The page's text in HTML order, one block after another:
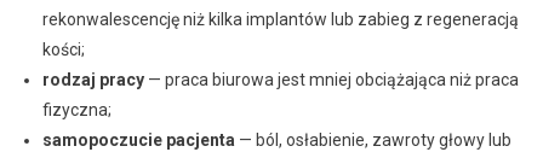
rekonwalescencję niż kilka implantów lub zabieg z regeneracją
kości;
rodzaj pracy — praca biurowa jest mniej obciążająca niż praca
fizyczna;
samopoczucie pacjenta — ból, osłabienie, zawroty głowy lub